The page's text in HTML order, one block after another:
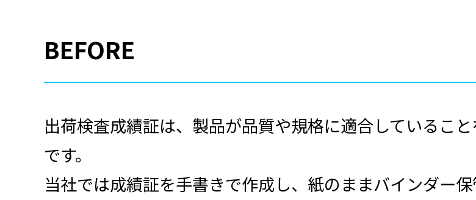
BEFORE
出荷検査成績証は、製品が品質や規格に適合しているこ
です。
当社では成績証を手書きで作成し、紙のままバインダー